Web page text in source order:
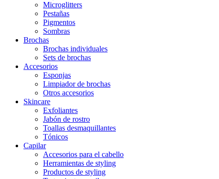
Microglitters
Pestañas
Pigmentos
Sombras
Brochas
Brochas individuales
Sets de brochas
Accesorios
Esponjas
Limpiador de brochas
Otros accesorios
Skincare
Exfoliantes
Jabón de rostro
Toallas desmaquillantes
Tónicos
Capilar
Accesorios para el cabello
Herramientas de styling
Productos de styling